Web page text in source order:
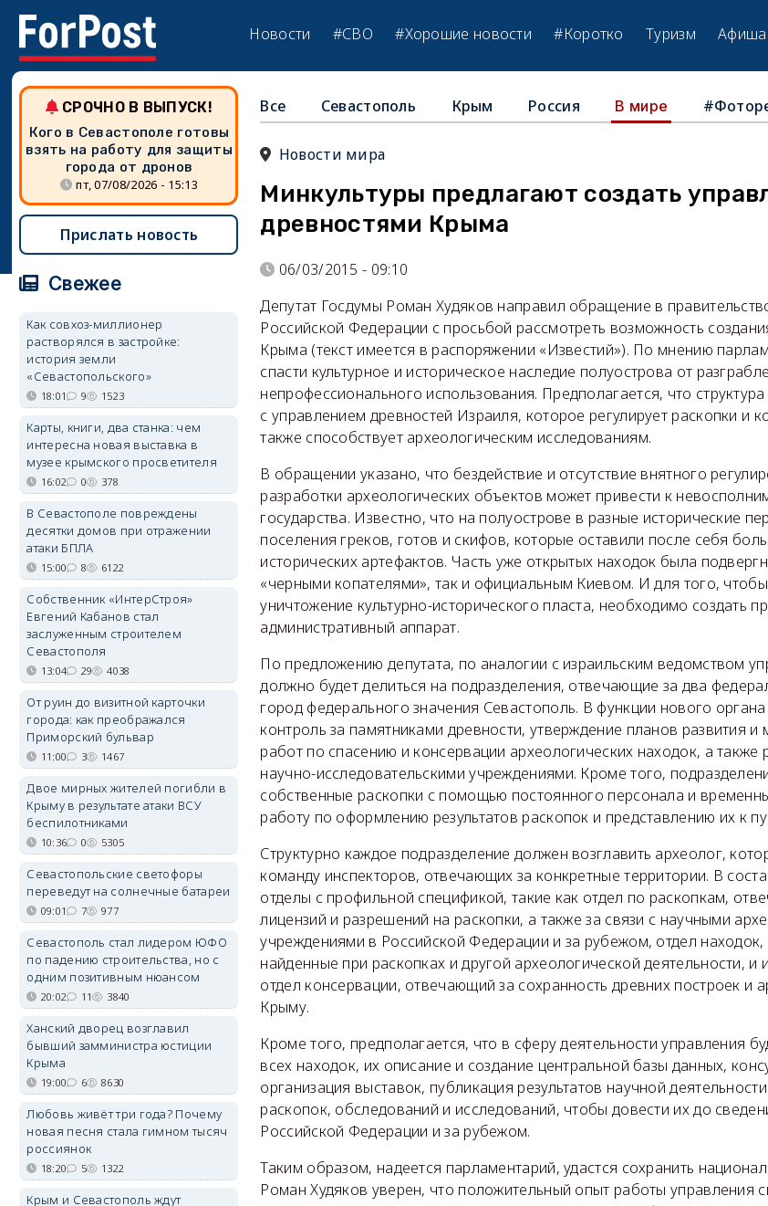
Новости #СВО #Хорошие новости #Коротко Туризм Афиша
Все Севастополь Крым Россия В мире
Новости мира
Минкультуры предлагают создать
древностями Крыма
06/03/2015 - 09:10
Депутат Госдумы Роман Худяков направил обращение в
Российской Федерации с просьбой рассмотреть возможность
Крыма (текст имеется в распоряжении «Известий»). По мнению
спасти культурное и историческое наследие полуострова от
непрофессионального использования. Предполагается, что
с управлением древностей Израиля, которое регулирует раскопки и
также способствует археологическим исследованиям.
В обращении указано, что бездействие и отсутствие внятного
разработки археологических объектов может привести к
государства. Известно, что на полуострове в разные исторические
поселения греков, готов и скифов, которые оставили после себя
исторических артефактов. Часть уже открытых находок была
«черными копателями», так и официальным Киевом. И для того,
уничтожение культурно-исторического пласта, необходимо создать
административный аппарат.
По предложению депутата, по аналогии с израильским ведомством
должно будет делиться на подразделения, отвечающие за два
город федерального значения Севастополь. В функции нового органа
контроль за памятниками древности, утверждение планов развития
работ по спасению и консервации археологических находок, а
научно-исследовательскими учреждениями. Кроме того,
собственные раскопки с помощью постоянного персонала и
работу по оформлению результатов раскопок и представлению их к
Структурно каждое подразделение должен возглавить археолог,
команду инспекторов, отвечающих за конкретные территории. В
отделы с профильной спецификой, такие как отдел по раскопкам,
лицензий и разрешений на раскопки, а также за связи с научными
учреждениями в Российской Федерации и за рубежом, отдел
найденные при раскопках и другой археологической деятельности, и
отдел консервации, отвечающий за сохранность древних построек и
Крыму.
Кроме того, предполагается, что в сферу деятельности управления
всех находок, их описание и создание центральной базы данных,
организация выставок, публикация результатов научной
раскопок, обследований и исследований, чтобы довести их до
Российской Федерации и за рубежом.
Таким образом, надеется парламентарий, удастся сохранить
Роман Худяков уверен, что положительный опыт работы управления
СРОЧНО В ВЫПУСК!
Кого в Севастополе готовы
взять на работу для защиты
города от дронов
пт, 07/08/2026 - 15:13
Прислать новость
Свежее
Как совхоз-миллионер
растворялся в застройке:
история земли
«Севастопольского»
18:01 9 1523
Карты, книги, два станка: чем
интересна новая выставка в
музее крымского просветителя
16:02 0 378
В Севастополе повреждены
десятки домов при отражении
атаки БПЛА
15:00 8 6122
Собственник «ИнтерСтроя»
Евгений Кабанов стал
заслуженным строителем
Севастополя
13:04 29 4038
От руин до визитной карточки
города: как преображался
Приморский бульвар
11:00 3 1467
Двое мирных жителей погибли в
Крыму в результате атаки ВСУ
беспилотниками
10:36 0 5305
Севастопольские светофоры
переведут на солнечные батареи
09:01 7 977
Севастополь стал лидером ЮФО
по падению строительства, но с
одним позитивным нюансом
20:02 11 3840
Ханский дворец возглавил
бывший замминистра юстиции
Крыма
19:00 6 8630
Любовь живёт три года? Почему
новая песня стала гимном тысяч
россиянок
18:20 5 1322
Крым и Севастополь ждут